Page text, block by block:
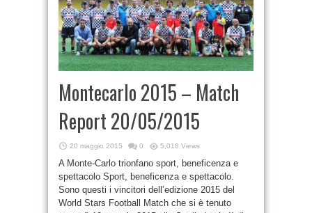
Montecarlo 2015 – Match
Report 20/05/2015
20 maggio 2015 0 5,018 Views
A Monte-Carlo trionfano sport, beneficenza e
spettacolo Sport, beneficenza e spettacolo.
Sono questi i vincitori dell’edizione 2015 del
World Stars Football Match che si è tenuto